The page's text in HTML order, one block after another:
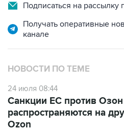
Подписаться на рассылку
Получать оперативные
канале
НОВОСТИ ПО ТЕМЕ
24 июля 08:44
Санкции ЕС против
распространяются на
Ozon